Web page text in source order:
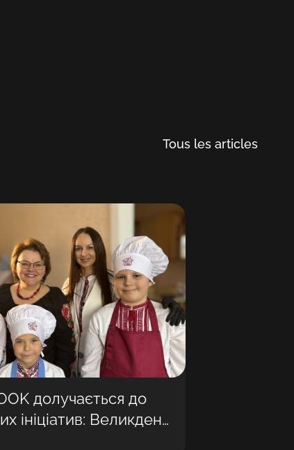
Tous les articles
долучається до
ініціатив: Великдень